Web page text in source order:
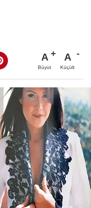
A
Büyüt
A
Küçült